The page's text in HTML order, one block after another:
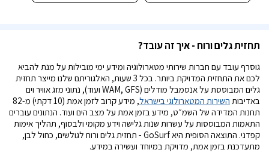
תחזית גלים ורוח - איך זה עובד?
גוסרף עובד עם חברות שירותי מטארולוגיה ומידע ימי מובילות על מנת להביא
לכם את התחזית המדויקת ביותר. בכל 3 שעות, האלגוריתם שלנו מייצר תחזית
גלים המבוססת על אנסמבל מודלים (WAM, GFS ועוד), נתוני מזג אוויר וים
באדיבות השירות המטארולוגי בישראל
, מידע קרוב לזמן אמת (10 דקתי) מ-82
תחנות המדידה של השמ״ט, מידע בזמן אמת על מצב הים ועוד. הנתונים עוברים
התאמות המבוססות על עשרות שנות גלישה וידע מקומי ולבסוף, תהליך אימות
קפדני. התוצאה הסופית היא GoSurf - תחזית גלים ורוח לגולשים, כחול לבן,
מתעדכנת בזמן אמת, מדויקת במיוחד ועשירה במידע.